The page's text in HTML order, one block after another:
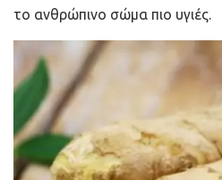
το ανθρώπινο σώμα πιο υγιές.